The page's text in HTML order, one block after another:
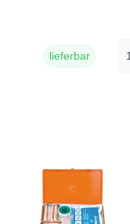
lieferbar